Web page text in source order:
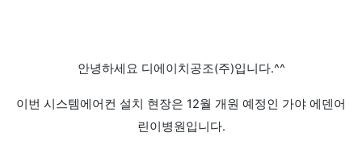
안녕하세요 디에이치공조(주)입니다.^^
이번 시스템에어컨 설치 현장은 12월 개원 예정인 가야 에덴어
린이병원입니다.